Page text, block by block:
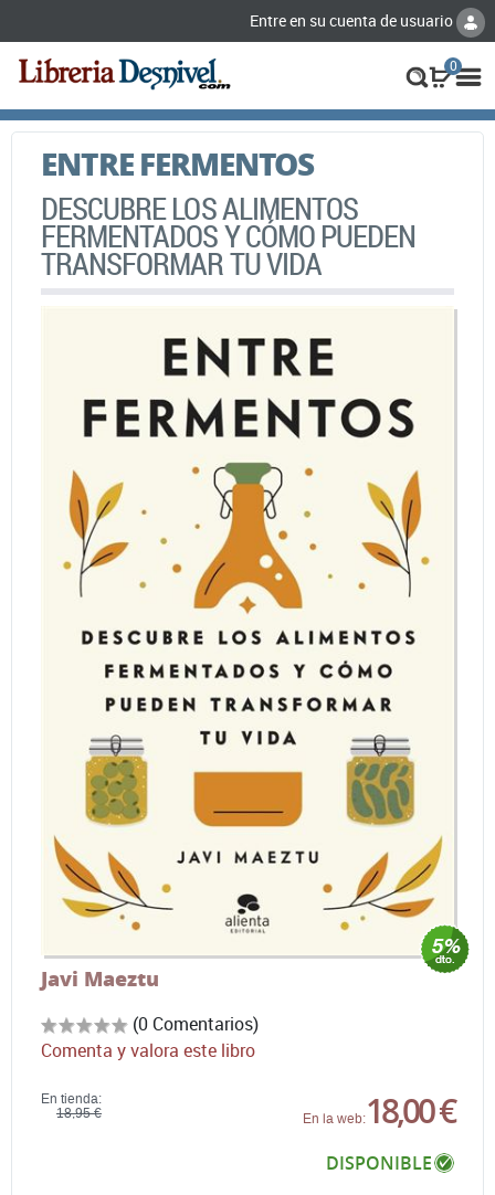
Entre en su cuenta de usuario
0
ENTRE FERMENTOS
DESCUBRE LOS ALIMENTOS
FERMENTADOS Y CÓMO PUEDEN
TRANSFORMAR TU VIDA
Javi Maeztu
(0 Comentarios)
Comenta y valora este libro
En tienda:
18,95 €
En la web:18,00 €
DISPONIBLE